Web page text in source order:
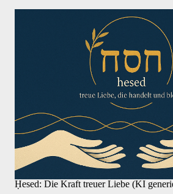
Ḥesed: Die Kraft treuer Liebe (KI